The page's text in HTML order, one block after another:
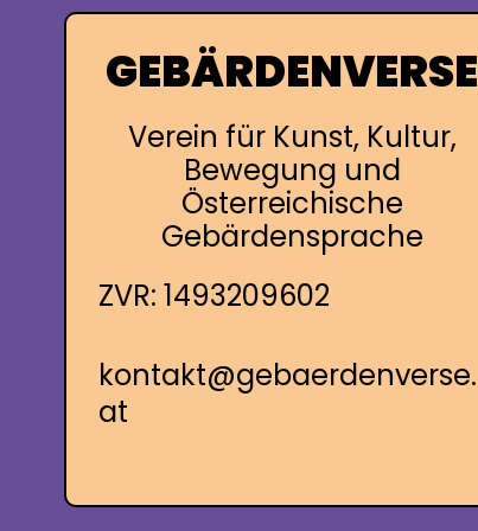
GEBÄRDENVERSE
Verein für Kunst, Kultur,
Bewegung und
Österreichische
Gebärdensprache
ZVR: 1493209602
kontakt@gebaerdenverse.
at